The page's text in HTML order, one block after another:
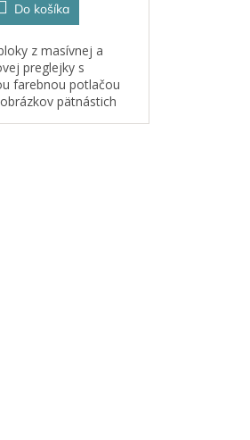
Do košíka
z masívnej a
preglejky s
farebnou potlačou
pätnástich